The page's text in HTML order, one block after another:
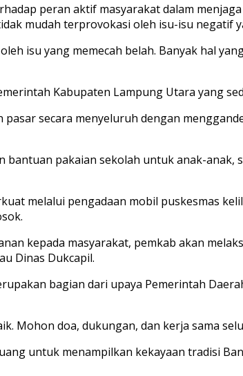
peran aktif masyarakat dalam
mudah terprovokasi oleh isu-isu negatif
isu yang memecah belah. Banyak hal
Kabupaten Lampung Utara yang
pasar secara menyeluruh dengan
bantuan pakaian sekolah untuk anak-
melalui pengadaan mobil puskesmas
kepada masyarakat, pemkab akan
Dinas Dukcapil.
bagian dari upaya Pemerintah
Mohon doa, dukungan, dan kerja sama
untuk menampilkan kekayaan tradisi